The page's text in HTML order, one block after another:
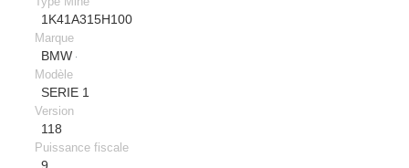
1K41A315H100
Marque
BMW
Modèle
SERIE 1
Version
118
Puissance fiscale